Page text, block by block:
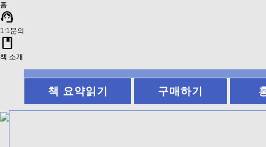
홈
support_agent
1:1문의
book
책 소개
책 요약읽기 구매하기